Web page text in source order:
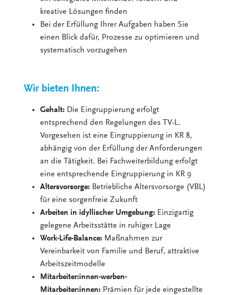
kreative Lösungen finden
Bei der Erfüllung Ihrer Aufgaben haben Sie
einen Blick dafür, Prozesse zu optimieren und
systematisch vorzugehen
Wir bieten Ihnen:
Gehalt: Die Eingruppierung erfolgt
entsprechend den Regelungen des TV-L.
Vorgesehen ist eine Eingruppierung in KR 8,
abhängig von der Erfüllung der Anforderungen
an die Tätigkeit. Bei Fachweiterbildung erfolgt
eine entsprechende Eingruppierung in KR 9
Altersvorsorge: Betriebliche Altersvorsorge (VBL)
für eine sorgenfreie Zukunft
Arbeiten in idyllischer Umgebung: Einzigartig
gelegene Arbeitsstätte in ruhiger Lage
Work-Life-Balance: Maßnahmen zur
Vereinbarkeit von Familie und Beruf, attraktive
Arbeitszeitmodelle
Mitarbeiter:innen-werben-
Mitarbeiter:innen: Prämien für jede eingestellte